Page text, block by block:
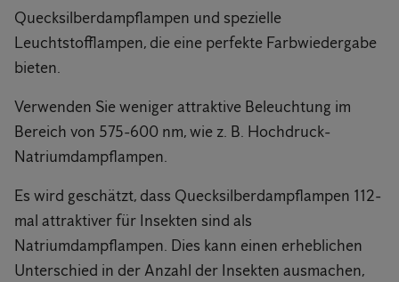
Quecksilberdampflampen und spezielle
Leuchtstofflampen, die eine perfekte Farbwiedergabe
bieten.
Verwenden Sie weniger attraktive Beleuchtung im
Bereich von 575-600 nm, wie z. B. Hochdruck-
Natriumdampflampen.
Es wird geschätzt, dass Quecksilberdampflampen 112-
mal attraktiver für Insekten sind als
Natriumdampflampen. Dies kann einen erheblichen
Unterschied in der Anzahl der Insekten ausmachen,